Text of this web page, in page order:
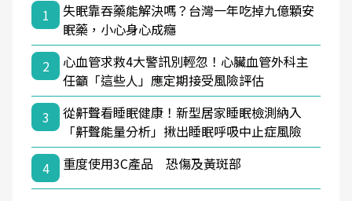
1
失眠靠吞藥能解決嗎？台灣一年吃掉九億顆安
眠藥，小心身心成癮
2
心血管求救4大警訊別輕忽！心臟血管外科主
任籲「這些人」應定期接受風險評估
3
從鼾聲看睡眠健康！新型居家睡眠檢測納入
「鼾聲能量分析」揪出睡眠呼吸中止症風險
4
重度使用3C產品 恐傷及黃斑部